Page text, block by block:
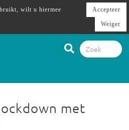
met
wilt u hiermee
Accepteer
Weiger